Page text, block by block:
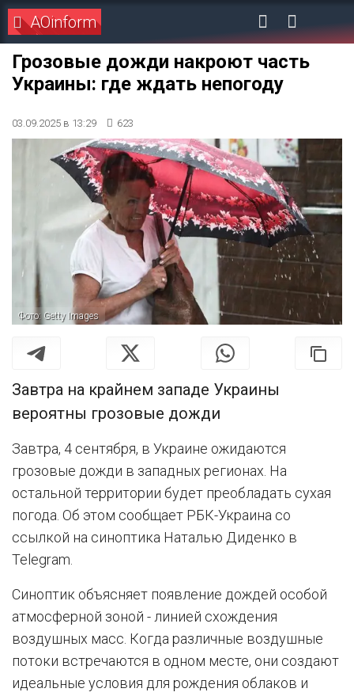
AOinform
Грозовые дожди накроют часть
Украины: где ждать непогоду
03.09.2025 в 13:29 623
Фото: Getty Images
Завтра на крайнем западе Украины
вероятны грозовые дожди
Завтра, 4 сентября, в Украине ожидаются
грозовые дожди в западных регионах. На
остальной территории будет преобладать сухая
погода. Об этом сообщает РБК-Украина со
ссылкой на синоптика Наталью Диденко в
Telegram.
Синоптик объясняет появление дождей особой
атмосферной зоной - линией схождения
воздушных масс. Когда различные воздушные
потоки встречаются в одном месте, они создают
идеальные условия для рождения облаков и